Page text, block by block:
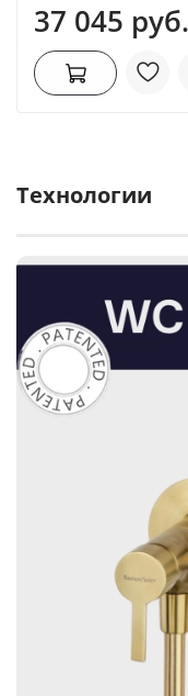
37 045 руб.
Технологии